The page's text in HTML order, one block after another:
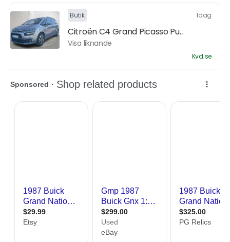
Butik Idag
Citroën C4 Grand Picasso Pu...
Visa liknande
Kvd.se